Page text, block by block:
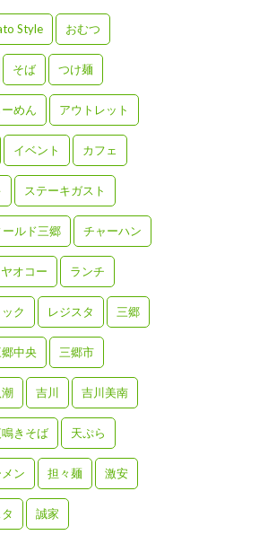
Style おむつ
そば つけ麺
ーめん アウトレット
イベント カフェ
ステーキガスト
ルド三郷 チャーハン
ヤオコー ランチ
ク レジスタ 三郷
郷中央 三郷市
潮 吉川 吉川美南
きそば 天ぷら
ン 担々麺 激安
誠家